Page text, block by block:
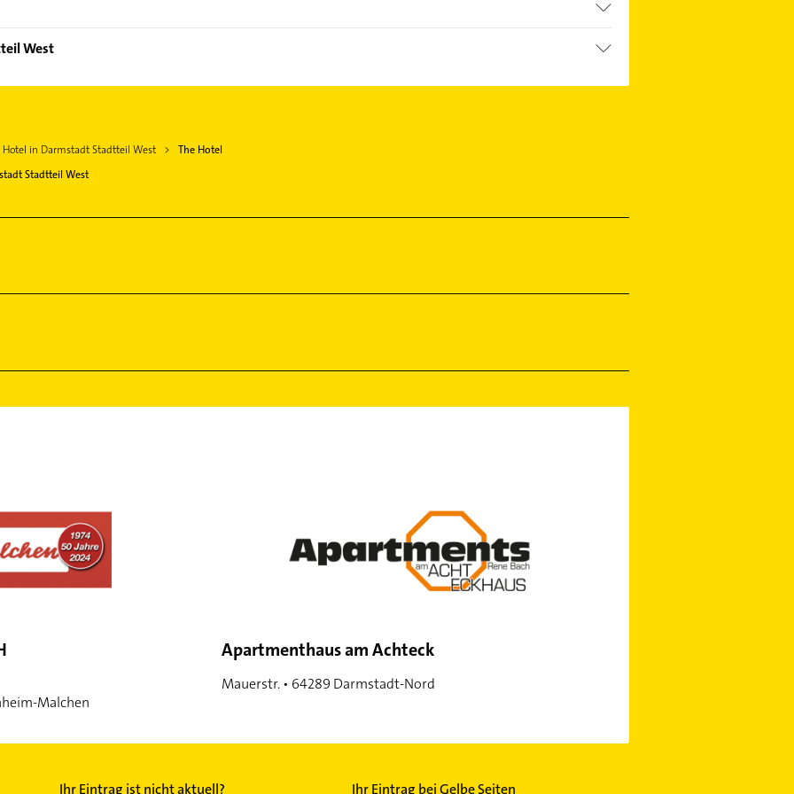
West
Hotel in Darmstadt Stadtteil West
The Hotel
Stadtteil West
Malchen
Apartmenthaus am Achteck
Mauerstr. • 64289 Darmstadt-Nord
Ihr Eintrag ist nicht aktuell? Ihr Eintrag bei Gelbe Seiten